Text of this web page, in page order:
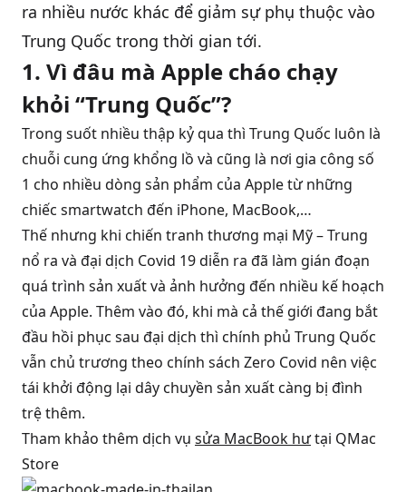
ra nhiều nước khác để giảm sự phụ thuộc vào
Trung Quốc trong thời gian tới.
1. Vì đâu mà Apple cháo chạy
khỏi “Trung Quốc”?
Trong suốt nhiều thập kỷ qua thì Trung Quốc luôn là
chuỗi cung ứng khổng lồ và cũng là nơi gia công số
1 cho nhiều dòng sản phẩm của Apple từ những
chiếc smartwatch đến iPhone, MacBook,…
Thế nhưng khi chiến tranh thương mại Mỹ – Trung
nổ ra và đại dịch Covid 19 diễn ra đã làm gián đoạn
quá trình sản xuất và ảnh hưởng đến nhiều kế hoạch
của Apple. Thêm vào đó, khi mà cả thế giới đang bắt
đầu hồi phục sau đại dịch thì chính phủ Trung Quốc
vẫn chủ trương theo chính sách Zero Covid nên việc
tái khởi động lại dây chuyền sản xuất càng bị đình
trệ thêm.
Tham khảo thêm dịch vụ sửa MacBook hưtại QMac
Store